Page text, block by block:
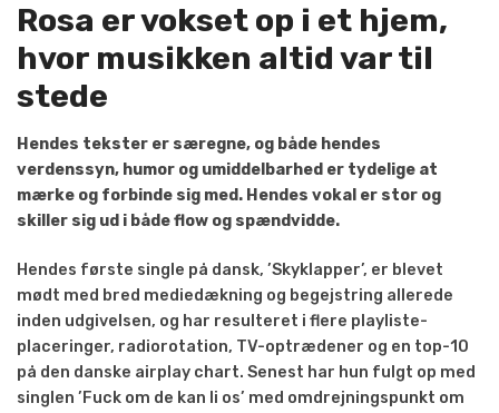
Rosa er vokset op i et hjem,
hvor musikken altid var til
stede
Hendes tekster er særegne, og både hendes
verdenssyn, humor og umiddelbarhed er tydelige at
mærke og forbinde sig med. Hendes vokal er stor og
skiller sig ud i både flow og spændvidde.
Hendes første single på dansk, ’Skyklapper’, er blevet
mødt med bred mediedækning og begejstring allerede
inden udgivelsen, og har resulteret i flere playliste-
placeringer, radiorotation, TV-optrædener og en top-10
på den danske airplay chart. Senest har hun fulgt op med
singlen ’Fuck om de kan li os’ med omdrejningspunkt om